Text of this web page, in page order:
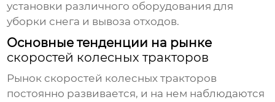
установки различного оборудования для
уборки снега и вывоза отходов.
Основные тенденции на рынке
скоростей колесных тракторов
Рынок скоростей колесных тракторов
постоянно развивается, и на нем наблюдаются